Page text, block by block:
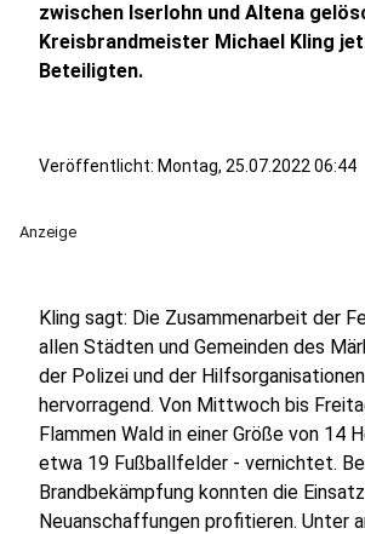
zwischen Iserlohn und Altena
Kreisbrandmeister Michael Kling
Beteiligten.
Veröffentlicht: Montag, 25.07.2022 06:44
Anzeige
Kling sagt: Die Zusammenarbeit der
allen Städten und Gemeinden des
der Polizei und der
hervorragend. Von Mittwoch bis
Flammen Wald in einer Größe von 14
etwa 19 Fußballfelder - vernichtet.
Brandbekämpfung konnten die
Neuanschaffungen profitieren. Unter